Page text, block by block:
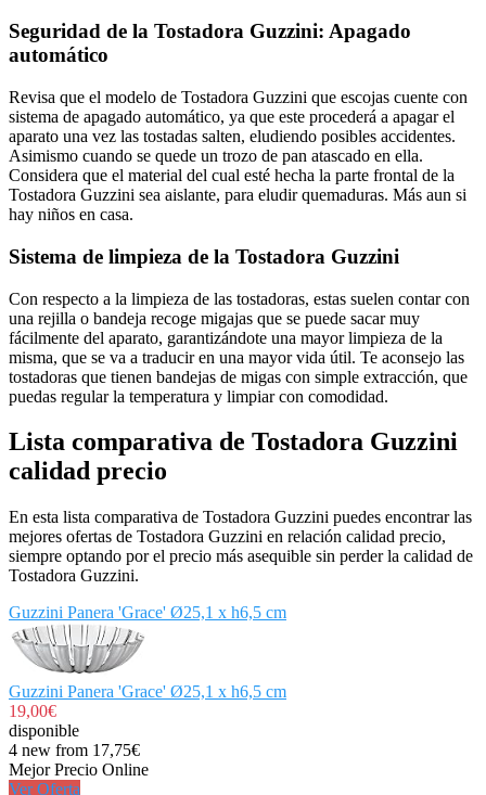
Seguridad de la Tostadora Guzzini: Apagado
automático
Revisa que el modelo de Tostadora Guzzini que escojas cuente con
sistema de apagado automático, ya que este procederá a apagar el
aparato una vez las tostadas salten, eludiendo posibles accidentes.
Asimismo cuando se quede un trozo de pan atascado en ella.
Considera que el material del cual esté hecha la parte frontal de la
Tostadora Guzzini sea aislante, para eludir quemaduras. Más aun si
hay niños en casa.
Sistema de limpieza de la Tostadora Guzzini
Con respecto a la limpieza de las tostadoras, estas suelen contar con
una rejilla o bandeja recoge migajas que se puede sacar muy
fácilmente del aparato, garantizándote una mayor limpieza de la
misma, que se va a traducir en una mayor vida útil. Te aconsejo las
tostadoras que tienen bandejas de migas con simple extracción, que
puedas regular la temperatura y limpiar con comodidad.
Lista comparativa de Tostadora Guzzini
calidad precio
En esta lista comparativa de Tostadora Guzzini puedes encontrar las
mejores ofertas de Tostadora Guzzini en relación calidad precio,
siempre optando por el precio más asequible sin perder la calidad de
Tostadora Guzzini.
Guzzini Panera 'Grace' Ø25,1 x h6,5 cm
Guzzini Panera 'Grace' Ø25,1 x h6,5 cm
19,00€
disponible
4 new from 17,75€
Mejor Precio Online
Ver Oferta